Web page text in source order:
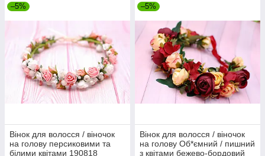
–5%
Вінок для волосся / віночок
на голову персиковими та
білими квітами 190818
–5%
Вінок для волосся / віночок
на голову Об*ємний / пишний
з квітами бежево-бордовий